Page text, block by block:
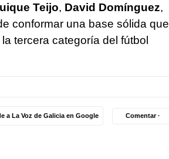
Teijo, David Domínguez,
conformar una base sólida que
tercera categoría del fútbol
a La Voz de Galicia en Google Comentar ·